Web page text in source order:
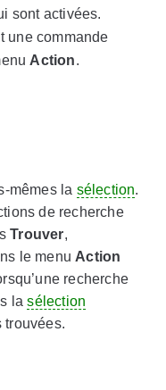
sont activées.
une commande
Action.
mêmes la sélection.
de recherche
Trouver,
le menu Action
recherche
lasélection
trouvées.